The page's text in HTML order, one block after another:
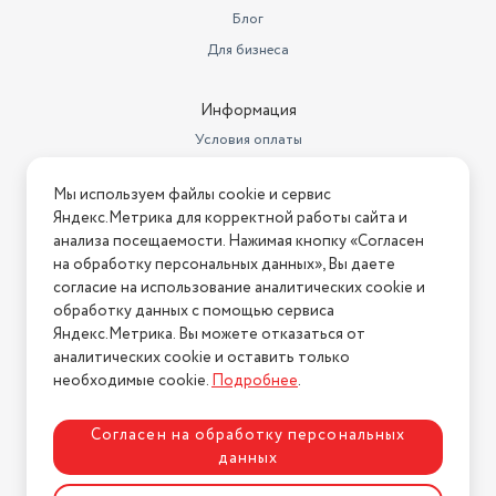
Блог
Для бизнеса
Информация
Условия оплаты
Условия возврата
Нашли ошибку на сайте? Напишите нам
2026 © Интернет-магазин "АстМаркет". У нас есть всё!
Политика конфиденциальности
Разработка сайтаASTDESIGN
Мы используем файлы cookie и сервис
Яндекс.Метрика для корректной работы сайта и
анализа посещаемости. Нажимая кнопку «Согласен
на обработку персональных данных», Вы даете
согласие на использование аналитических cookie и
обработку данных с помощью сервиса
Яндекс.Метрика. Вы можете отказаться от
аналитических cookie и оставить только
необходимые cookie.Подробнее.
Согласен на обработку персональных
данных